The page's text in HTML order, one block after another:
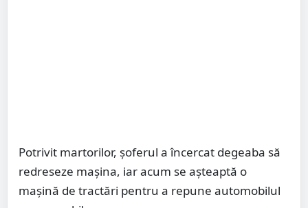
Potrivit martorilor, șoferul a încercat degeaba să
redreseze mașina, iar acum se așteaptă o
mașină de tractări pentru a repune automobilul